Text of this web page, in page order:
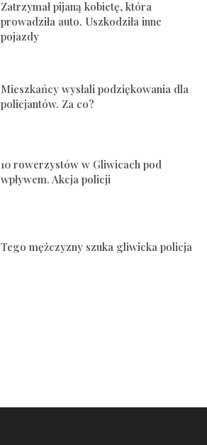
Zatrzymał pijaną kobietę, która
prowadziła auto. Uszkodziła inne
pojazdy
Mieszkańcy wysłali podziękowania dla
policjantów. Za co?
10 rowerzystów w Gliwicach pod
wpływem. Akcja policji
Tego mężczyzny szuka gliwicka policja